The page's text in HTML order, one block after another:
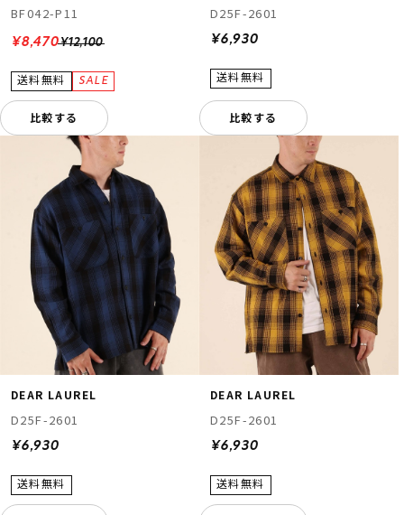
BF042-P11
¥12,100
¥8,470
比較する
D25F-2601
¥6,930
比較する
DEAR LAUREL
D25F-2601
¥6,930
DEAR LAUREL
D25F-2601
¥6,930